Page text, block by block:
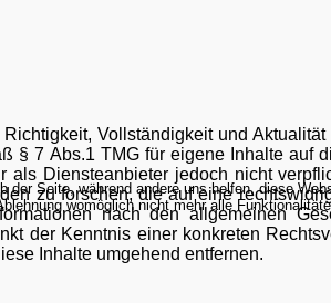
Vollständigkeit und
§ 7 Abs.1 TMG für eigene Inhalte auf
Diensteanbieter jedoch nicht
zu forschen, die auf eine
nach den allgemeinen
der Kenntnis einer konkreten
Inhalte umgehend entfernen.
Seite, während andere uns helfen, diese
womöglich nicht mehr alle